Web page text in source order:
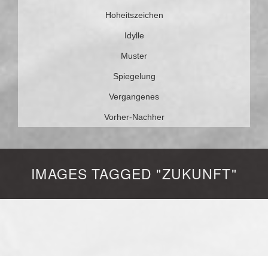
Hoheitszeichen
Idylle
Muster
Spiegelung
Vergangenes
Vorher-Nachher
IMAGES TAGGED "ZUKUNFT"